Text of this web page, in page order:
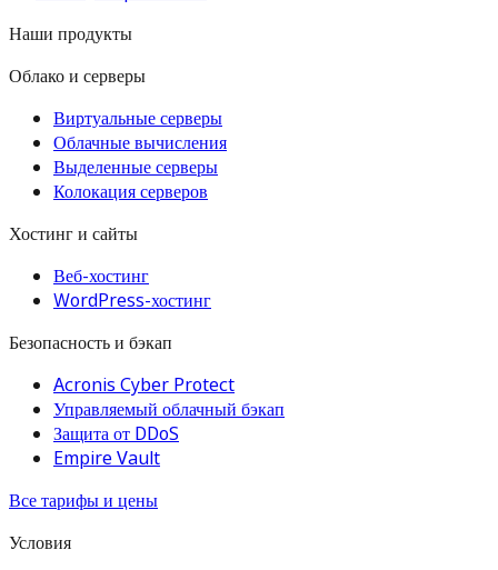
Наши продукты
Облако и серверы
Виртуальные серверы
Облачные вычисления
Выделенные серверы
Колокация серверов
Хостинг и сайты
Веб-хостинг
WordPress-хостинг
Безопасность и бэкап
Acronis Cyber Protect
Управляемый облачный бэкап
Защита от DDoS
Empire Vault
Все тарифы и цены
Условия